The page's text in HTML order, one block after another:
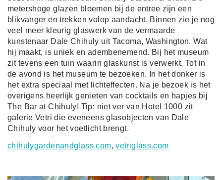
metershoge glazen bloemen bij de entree zijn een
blikvanger en trekken volop aandacht. Binnen zie je nog
veel meer kleurig glaswerk van de vermaarde
kunstenaar Dale Chihuly uit Tacoma, Washington. Wat
hij maakt, is uniek en adembenemend. Bij het museum
zit tevens een tuin waarin glaskunst is verwerkt. Tot in
de avond is het museum te bezoeken. In het donker is
het extra speciaal met lichteffecten. Na je bezoek is het
overigens heerlijk genieten van cocktails en hapjes bij
The Bar at Chihuly! Tip: niet ver van Hotel 1000 zit
galerie Vetri die eveneens glasobjecten van Dale
Chihuly voor het voetlicht brengt.
chihulygardenandglass.com,vetriglass.com